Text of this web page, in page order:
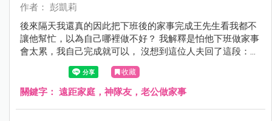
作者： 彭凱莉
後來隔天我還真的因此把下班後的家事完成王先生看我都不
讓他幫忙，以為自己哪裡做不好？ 我解釋是怕他下班做家事
會太累，我自己完成就可以， 沒想到這位人夫回了這段：
「我自己一個人住的時候，一樣要下班煮飯、洗碗、洗衣、
打掃家裡，並不會因為回來台灣有老婆在，就覺得這些應該
全部讓妳做！」 就是這段！讓我打從心裡覺得王先生好帥！
收藏
關鍵字： 遠距家庭，神隊友，老公做家事